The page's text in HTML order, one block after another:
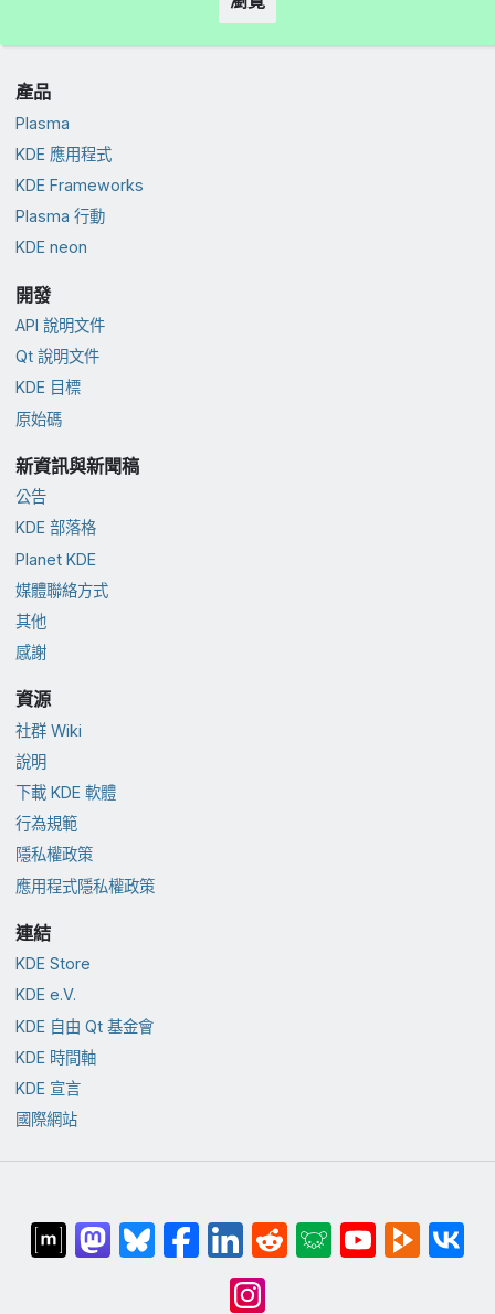
產品
Plasma
KDE 應用程式
KDE Frameworks
Plasma 行動
KDE neon
開發
API 說明文件
Qt 說明文件
KDE 目標
原始碼
新資訊與新聞稿
公告
KDE 部落格
Planet KDE
媒體聯絡方式
其他
感謝
資源
社群 Wiki
說明
下載 KDE 軟體
行為規範
隱私權政策
應用程式隱私權政策
連結
KDE Store
KDE e.V.
KDE 自由 Qt 基金會
KDE 時間軸
KDE 宣言
國際網站